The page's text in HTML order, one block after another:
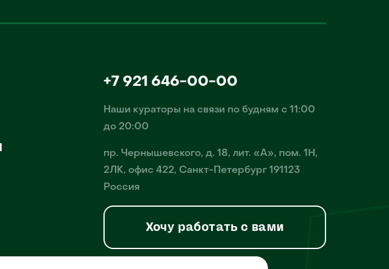
+7 921 646-00-00
Наши кураторы на связи по будням с 11:00
до 20:00
пр. Чернышевского, д. 18, лит. «А», пом. 1Н,
2ЛК, офис 422, Санкт-Петербург 191123
Россия
Хочу работать с вами